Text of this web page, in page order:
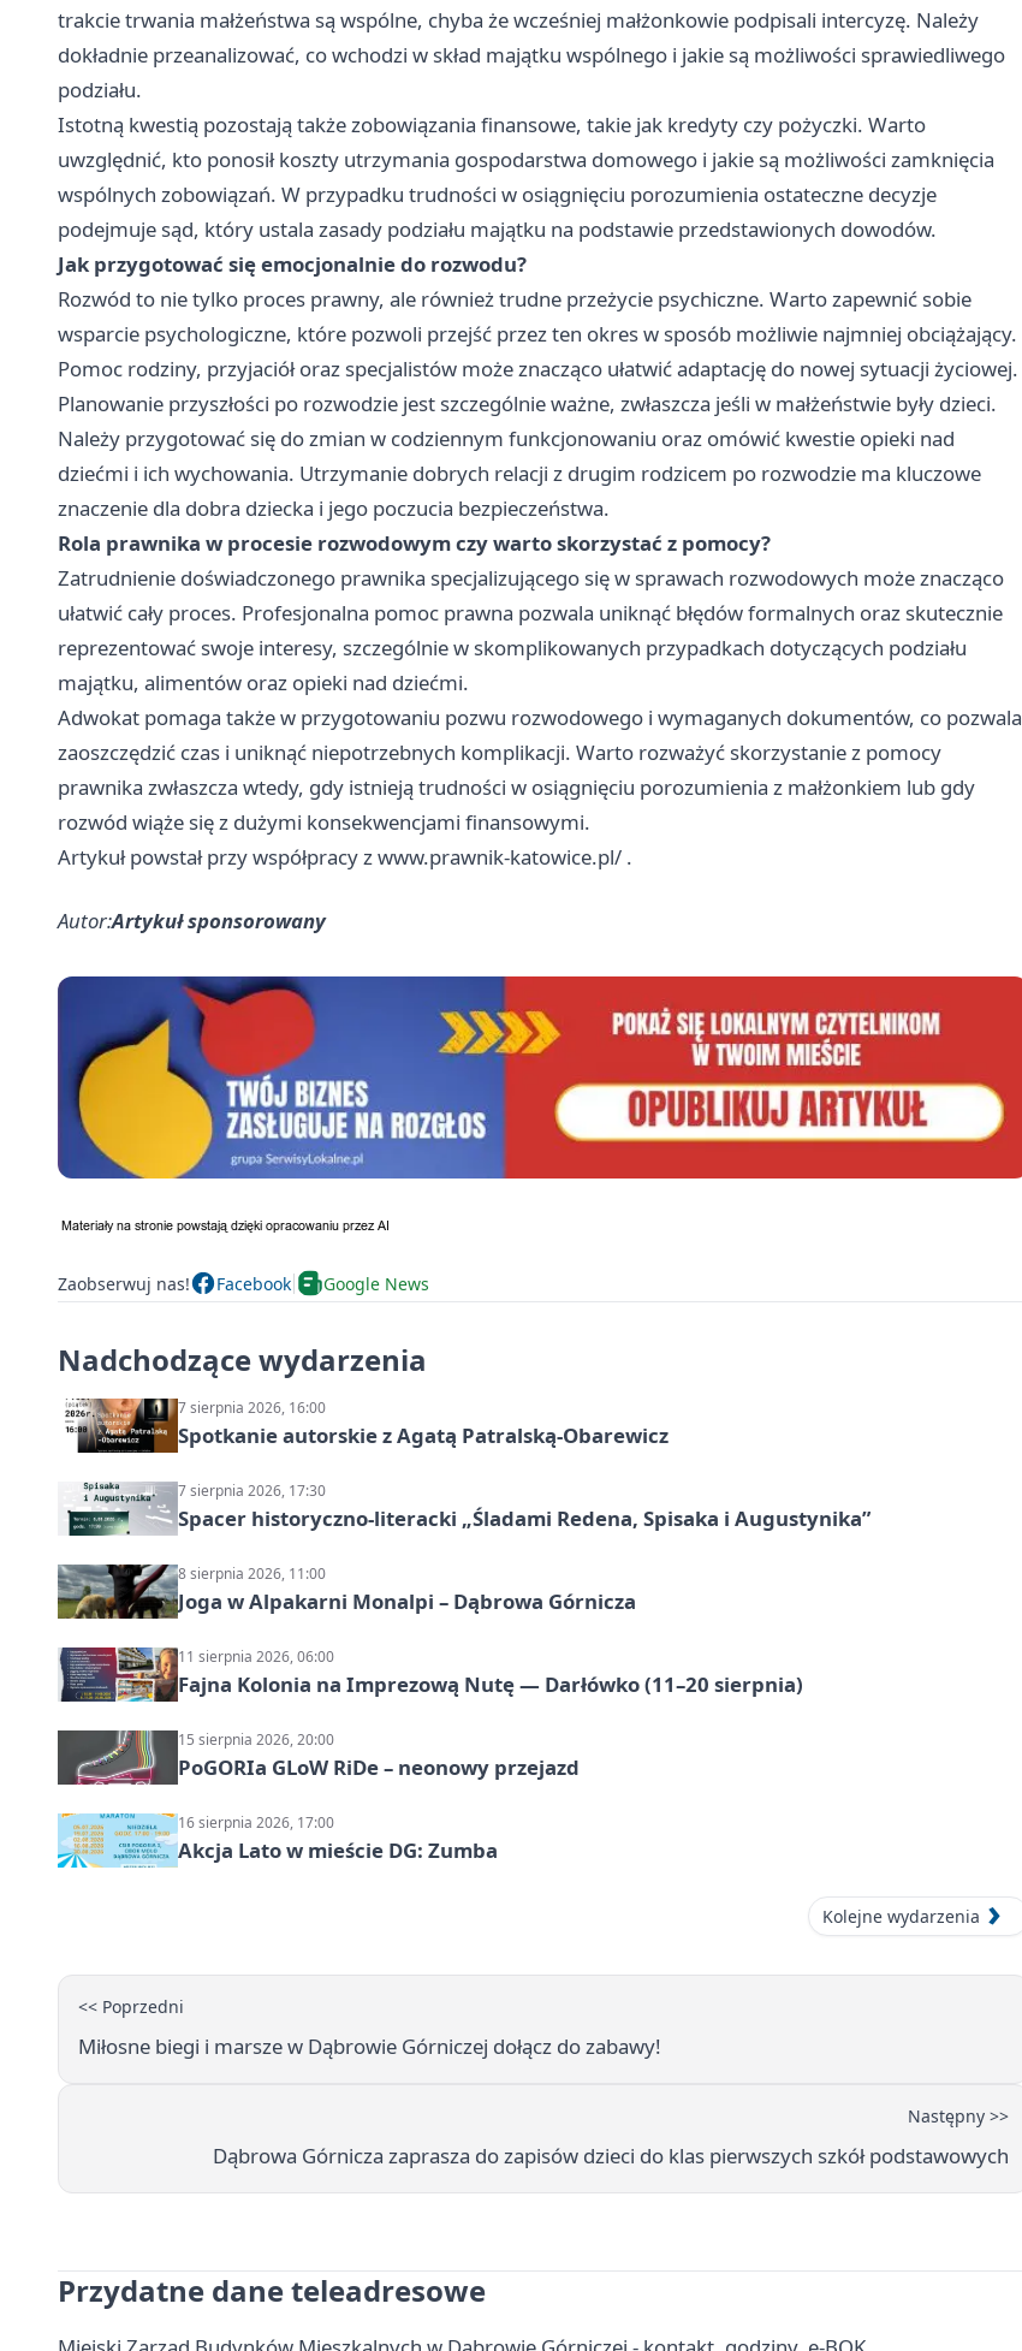
trakcie trwania małżeństwa są wspólne, chyba że wcześniej małżonkowie podpisali intercyzę. Należy
dokładnie przeanalizować, co wchodzi w skład majątku wspólnego i jakie są możliwości sprawiedliwego
podziału.
Istotną kwestią pozostają także zobowiązania finansowe, takie jak kredyty czy pożyczki. Warto
uwzględnić, kto ponosił koszty utrzymania gospodarstwa domowego i jakie są możliwości zamknięcia
wspólnych zobowiązań. W przypadku trudności w osiągnięciu porozumienia ostateczne decyzje
podejmuje sąd, który ustala zasady podziału majątku na podstawie przedstawionych dowodów.
Jak przygotować się emocjonalnie do rozwodu?
Rozwód to nie tylko proces prawny, ale również trudne przeżycie psychiczne. Warto zapewnić sobie
wsparcie psychologiczne, które pozwoli przejść przez ten okres w sposób możliwie najmniej obciążający.
Pomoc rodziny, przyjaciół oraz specjalistów może znacząco ułatwić adaptację do nowej sytuacji życiowej.
Planowanie przyszłości po rozwodzie jest szczególnie ważne, zwłaszcza jeśli w małżeństwie były dzieci.
Należy przygotować się do zmian w codziennym funkcjonowaniu oraz omówić kwestie opieki nad
dziećmi i ich wychowania. Utrzymanie dobrych relacji z drugim rodzicem po rozwodzie ma kluczowe
znaczenie dla dobra dziecka i jego poczucia bezpieczeństwa.
Rola prawnika w procesie rozwodowym czy warto skorzystać z pomocy?
Zatrudnienie doświadczonego prawnika specjalizującego się w sprawach rozwodowych może znacząco
ułatwić cały proces. Profesjonalna pomoc prawna pozwala uniknąć błędów formalnych oraz skutecznie
reprezentować swoje interesy, szczególnie w skomplikowanych przypadkach dotyczących podziału
majątku, alimentów oraz opieki nad dziećmi.
Adwokat pomaga także w przygotowaniu pozwu rozwodowego i wymaganych dokumentów, co pozwala
zaoszczędzić czas i uniknąć niepotrzebnych komplikacji. Warto rozważyć skorzystanie z pomocy
prawnika zwłaszcza wtedy, gdy istnieją trudności w osiągnięciu porozumienia z małżonkiem lub gdy
rozwód wiąże się z dużymi konsekwencjami finansowymi.
Artykuł powstał przy współpracy zwww.prawnik-katowice.pl/ .
Autor:Artykuł sponsorowany
Zaobserwuj nas! Facebook Google News
Nadchodzące wydarzenia
7 sierpnia 2026, 16:00
Spotkanie autorskie z Agatą Patralską-Obarewicz
7 sierpnia 2026, 17:30
Spacer historyczno-literacki „Śladami Redena, Spisaka i Augustynika”
8 sierpnia 2026, 11:00
Joga w Alpakarni Monalpi – Dąbrowa Górnicza
11 sierpnia 2026, 06:00
Fajna Kolonia na Imprezową Nutę — Darłówko (11–20 sierpnia)
15 sierpnia 2026, 20:00
PoGORIa GLoW RiDe – neonowy przejazd
16 sierpnia 2026, 17:00
Akcja Lato w mieście DG: Zumba
Kolejne wydarzenia
<< Poprzedni
Miłosne biegi i marsze w Dąbrowie Górniczej dołącz do zabawy!
Następny >>
Dąbrowa Górnicza zaprasza do zapisów dzieci do klas pierwszych szkół podstawowych
Przydatne dane teleadresowe